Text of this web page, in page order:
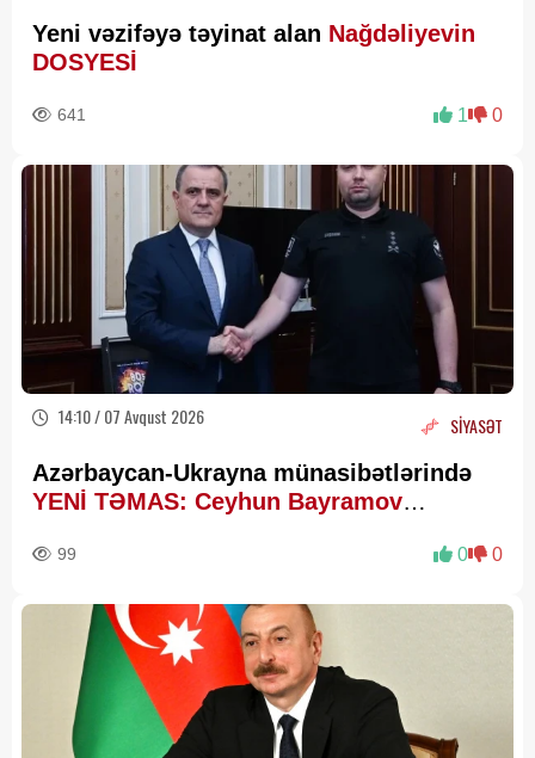
Yeni vəzifəyə təyinat alan Nağdəliyevin
DOSYESİ
641 1 0
14:10 / 07 Avqust 2026 SİYASƏT
Azərbaycan-Ukrayna münasibətlərində
YENİ TƏMAS: Ceyhun Bayramov
99 0 0